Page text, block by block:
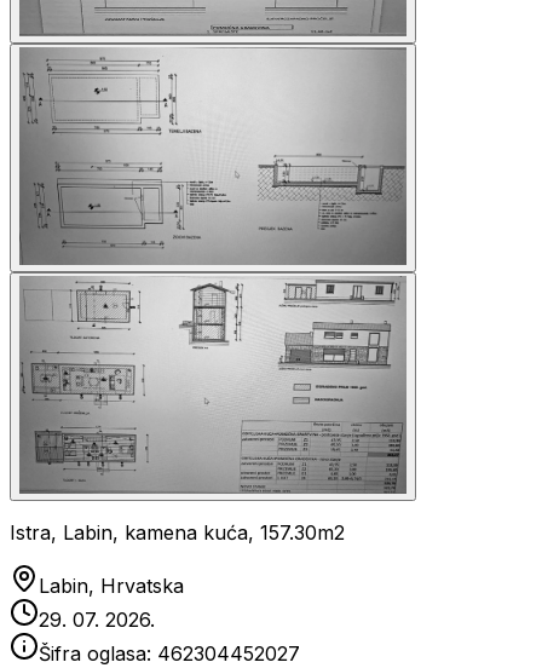
Istra, Labin, kamena kuća, 157.30m2
Labin, Hrvatska
29. 07. 2026.
Šifra oglasa: 462304452027